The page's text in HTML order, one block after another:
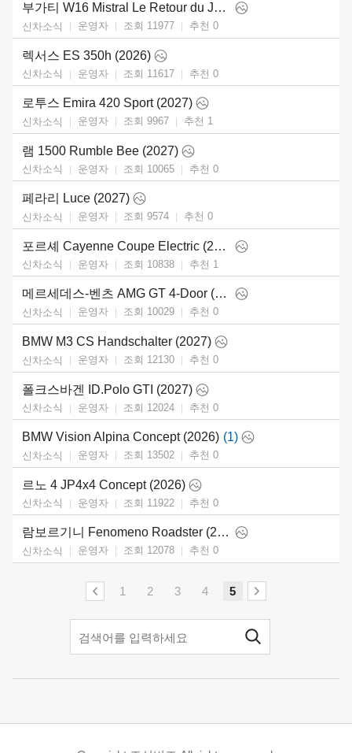
부가티 W16 Mistral Le Retour du Jeune Prince (2026)
신차소식 운영자 조회 11977 추천 0
렉서스 ES 350h (2026)
신차소식 운영자 조회 11617 추천 0
로투스 Emira 420 Sport (2027)
신차소식 운영자 조회 9967 추천 1
램 1500 Rumble Bee (2027)
신차소식 운영자 조회 10065 추천 0
페라리 Luce (2027)
신차소식 운영자 조회 9574 추천 0
포르셰 Cayenne Coupe Electric (2027)
신차소식 운영자 조회 10838 추천 1
메르세데스-벤츠 AMG GT 4-Door (2027)
신차소식 운영자 조회 10029 추천 0
BMW M3 CS Handschalter (2027)
신차소식 운영자 조회 12130 추천 0
폴크스바겐 ID.Polo GTI (2027)
신차소식 운영자 조회 12024 추천 0
BMW Vision Alpina Concept (2026) (1)
신차소식 운영자 조회 13502 추천 0
르노 4 JP4x4 Concept (2026)
신차소식 운영자 조회 11922 추천 0
람보르기니 Fenomeno Roadster (2027)
신차소식 운영자 조회 12078 추천 0
1 2 3 4 5